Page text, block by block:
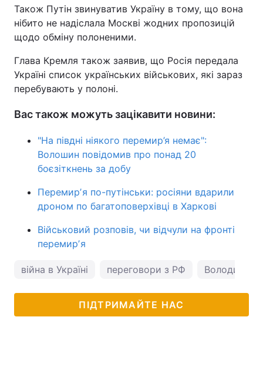
Також Путін звинуватив Україну в тому, що вона
нібито не надіслала Москві жодних пропозицій
щодо обміну полоненими.
Глава Кремля також заявив, що Росія передала
Україні список українських військових, які зараз
перебувають у полоні.
Вас також можуть зацікавити новини:
"На півдні ніякого перемир’я немає":
Волошин повідомив про понад 20
боєзіткнень за добу
Перемирʼя по-путінськи: росіяни вдарили
дроном по багатоповерхівці в Харкові
Військовий розповів, чи відчули на фронті
перемирʼя
війна в Україні переговори з РФ Володимир
ПІДТРИМАЙТЕ НАС